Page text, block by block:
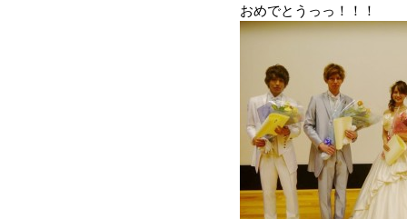
おめでとうっっ！！！